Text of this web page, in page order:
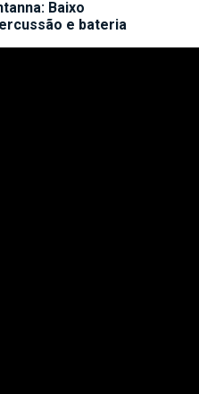
Baixo
e bateria